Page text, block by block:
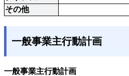
その他
一般事業主行動計画
一般事業主行動計画